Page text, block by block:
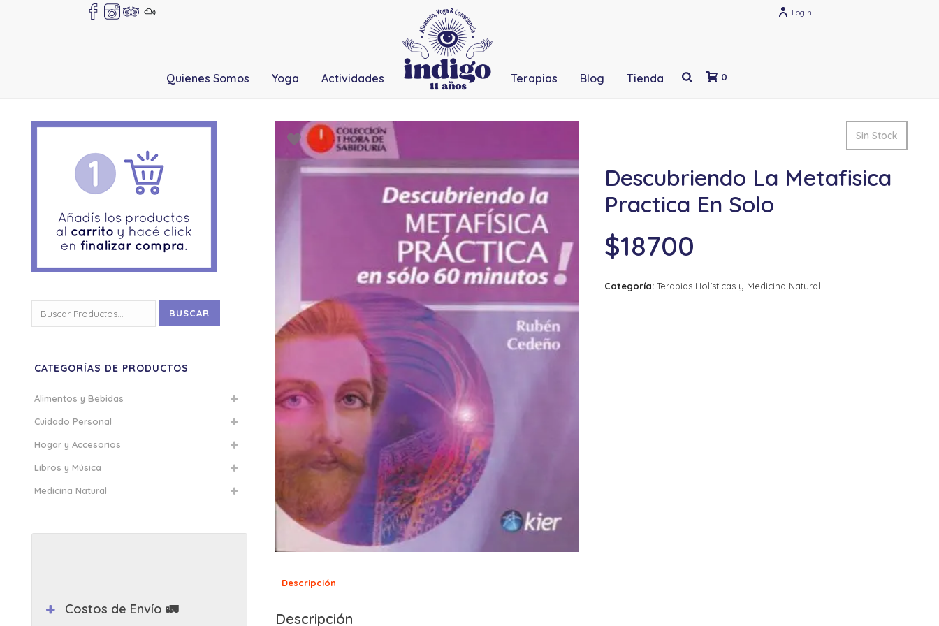
Login
Quienes Somos Yoga Actividades Terapias Blog Tienda 0
Sin Stock
Descubriendo La Metafisica
Practica En Solo
$18700
Categoría: Terapias Holísticas y Medicina Natural
Descripción
Descripción
por:
BUSCAR
CATEGORÍAS DE PRODUCTOS
Alimentos y Bebidas
Cuidado Personal
Hogar y Accesorios
Libros y Música
Medicina Natural
Costos de Envío 🚛